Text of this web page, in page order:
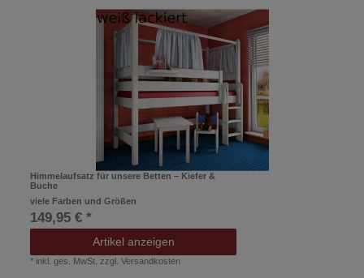
Himmelaufsatz für unsere Betten – Kiefer &
Buche
viele Farben und Größen
149,95 € *
Artikel anzeigen
* inkl. ges. MwSt. zzgl.Versandkosten